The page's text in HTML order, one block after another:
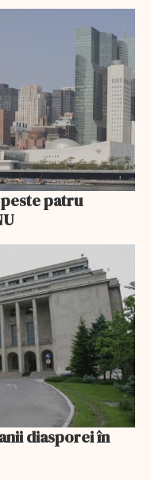
patru
diasporei în